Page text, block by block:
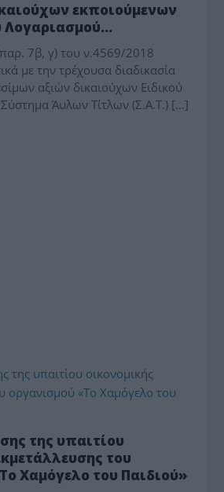
εκποιούμενων
Λογαριασμού…
7β, γ) του ν.4569/2018
με την τρέχουσα διαδικασία
αξιών δικαιούχων Ειδικού
Άυλων Τίτλων (Σ.Α.Τ.) […]
της υπαιτίου
του
Χαμόγελο του Παιδιού»